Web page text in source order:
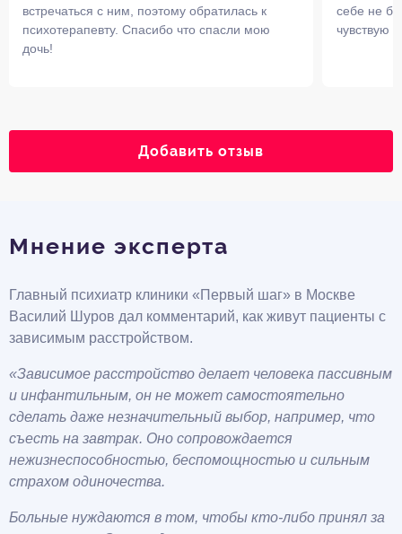
встречаться с ним, поэтому обратилась к
психотерапевту. Спасибо что спасли мою
дочь!
себе не
чувствую
Добавить отзыв
Мнение эксперта
Главный психиатр клиники «Первый шаг» в Москве
Василий Шуров дал комментарий, как живут пациенты с
зависимым расстройством.
«Зависимое расстройство делает человека пассивным
и инфантильным, он не может самостоятельно
сделать даже незначительный выбор, например, что
съесть на завтрак. Оно сопровождается
нежизнеспособностью, беспомощностью и сильным
страхом одиночества.
Больные нуждаются в том, чтобы кто-либо принял за